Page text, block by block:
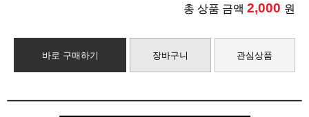
총 상품 금액 2,000 원
바로 구매하기 장바구니 관심상품